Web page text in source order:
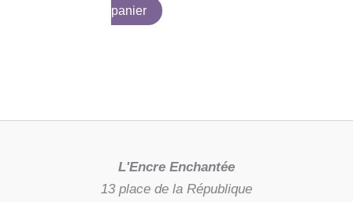
panier
L'Encre Enchantée
13 place de la République